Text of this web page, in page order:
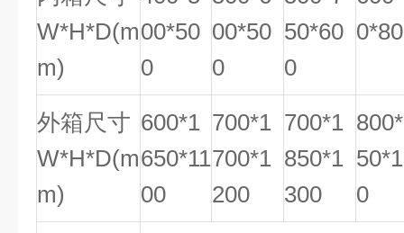
W*H*D(m
m)
00*50
0
00*50
0
50*60
0
外箱尺寸
W*H*D(m
m)
600*1
650*11
00
700*1
700*1
200
700*1
850*1
300
0